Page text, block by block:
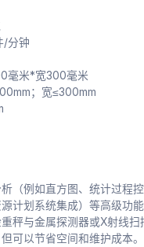
/分钟
毫米*宽300毫米
；宽≤300mm
（例如直方图、统计过程
计划系统集成）等高级功
秤与金属探测器或X射线扫
可以节省空间和维护成本。